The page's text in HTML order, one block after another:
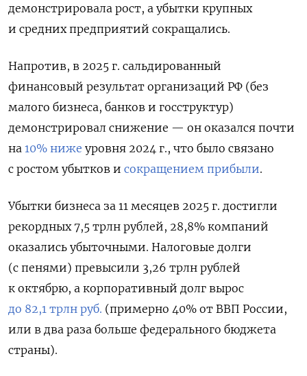
демонстрировала рост, а убытки крупных
и средних предприятий сокращались.
Напротив, в 2025 г. сальдированный
финансовый результат организаций РФ (без
малого бизнеса, банков и госструктур)
демонстрировал снижение — он оказался почти
на 10% ниже уровня 2024 г., что было связано
с ростом убытков и сокращением прибыли.
Убытки бизнеса за 11 месяцев 2025 г. достигли
рекордных 7,5 трлн рублей, 28,8% компаний
оказались убыточными. Налоговые долги
(с пенями) превысили 3,26 трлн рублей
к октябрю, а корпоративный долг вырос
до 82,1 трлн руб. (примерно 40% от ВВП России,
или в два раза больше федерального бюджета
страны).